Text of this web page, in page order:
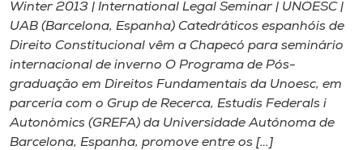
A
Unoesc
Internacionalização
I.nova
Winter 2013 | International Legal Seminar | UNOESC |
UAB (Barcelona, Espanha) Catedráticos espanhóis de
Direito Constitucional vêm a Chapecó para seminário
internacional de inverno O Programa de Pós-
graduação em Direitos Fundamentais da Unoesc, em
parceria com o Grup de Recerca, Estudis Federals i
Autonòmics (GREFA) da Universidade Autónoma de
Barcelona, Espanha, promove entre os […]